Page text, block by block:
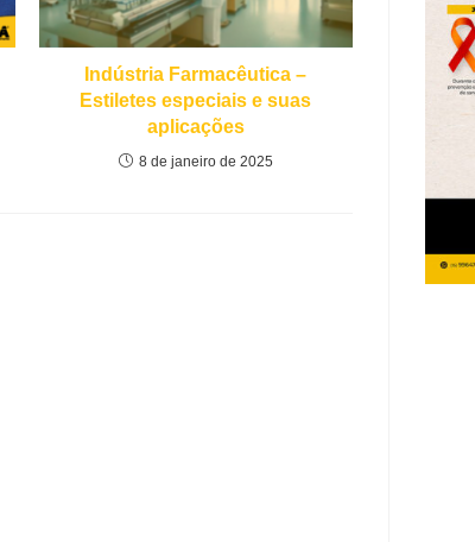
Indústria Farmacêutica –
Estiletes especiais e suas
aplicações
8 de janeiro de 2025